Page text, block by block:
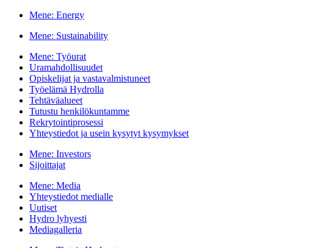
Mene: Energy
Mene: Sustainability
Mene: Työurat
Uramahdollisuudet
Opiskelijat ja vastavalmistuneet
Työelämä Hydrolla
Tehtäväalueet
Tutustu henkilökuntamme
Rekrytointiprosessi
Yhteystiedot ja usein kysytyt kysymykset
Mene: Investors
Sijoittajat
Mene: Media
Yhteystiedot medialle
Uutiset
Hydro lyhyesti
Mediagalleria